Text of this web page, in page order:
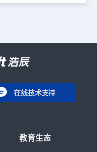
在线技术支持
教育生态